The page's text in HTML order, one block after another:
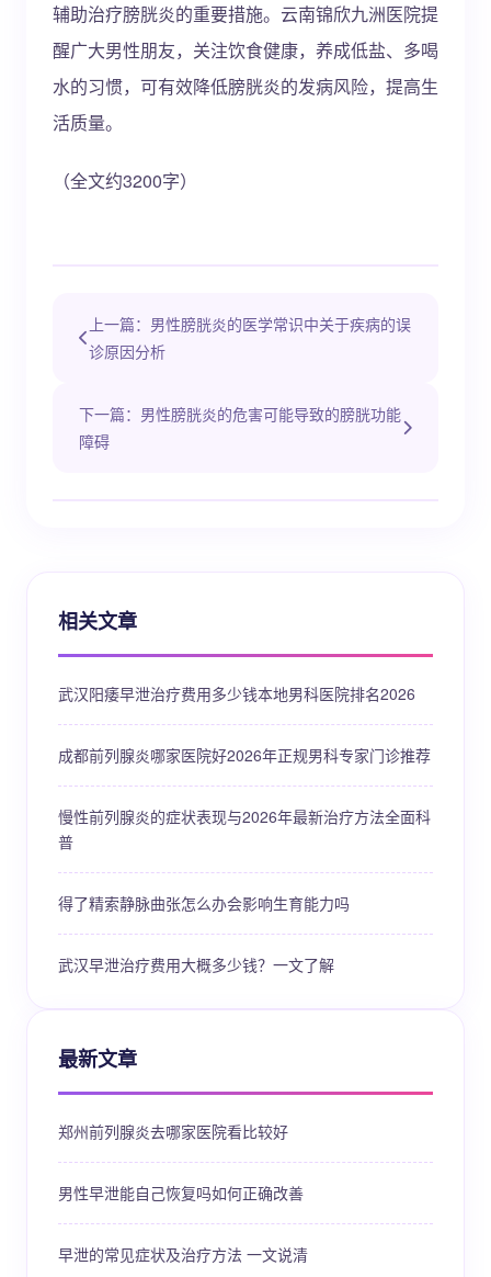
辅助治疗膀胱炎的重要措施。云南锦欣九洲医院提
醒广大男性朋友，关注饮食健康，养成低盐、多喝
水的习惯，可有效降低膀胱炎的发病风险，提高生
活质量。
（全文约3200字）
上一篇：男性膀胱炎的医学常识中关于疾病的误
诊原因分析
下一篇：男性膀胱炎的危害可能导致的膀胱功能
障碍
相关文章
武汉阳痿早泄治疗费用多少钱本地男科医院排名2026
成都前列腺炎哪家医院好2026年正规男科专家门诊推荐
慢性前列腺炎的症状表现与2026年最新治疗方法全面科
普
得了精索静脉曲张怎么办会影响生育能力吗
武汉早泄治疗费用大概多少钱？一文了解
最新文章
郑州前列腺炎去哪家医院看比较好
男性早泄能自己恢复吗如何正确改善
早泄的常见症状及治疗方法 一文说清